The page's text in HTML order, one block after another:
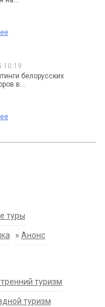
10:19
белорусских
в...
туры
» Анонс
туризм
туризм